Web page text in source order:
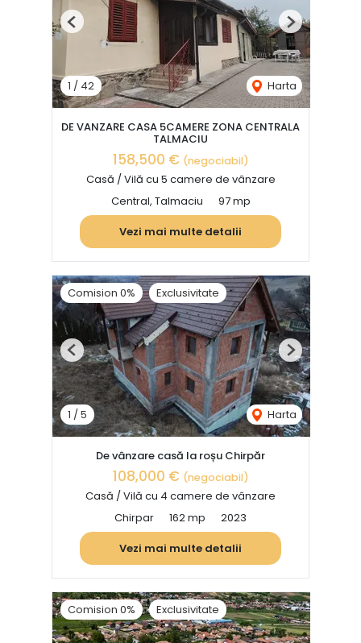
1 / 42 Harta
Previous Next
DE VANZARE CASA 5CAMERE ZONA CENTRALA
TALMACIU
158,500 € (negociabil)
Casă / Vilă cu 5 camere de vânzare
Central, Talmaciu
97 mp
Vezi mai multe detalii
Comision 0% Exclusivitate
1 /5 Harta
Previous Next
De vânzare casă la roșu Chirpăr
108,000 € (negociabil)
Casă / Vilă cu 4 camere de vânzare
Chirpar
162 mp
2023
Vezi mai multe detalii
Comision 0% Exclusivitate